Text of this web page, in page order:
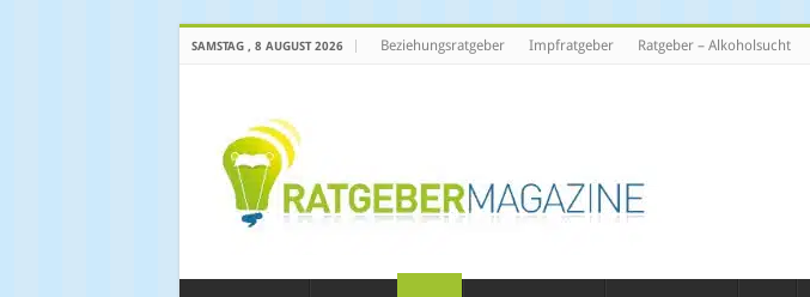
SAMSTAG , 8 AUGUST 2026 Beziehungsratgeber Impfratgeber Ratgeber – Alkoholsucht